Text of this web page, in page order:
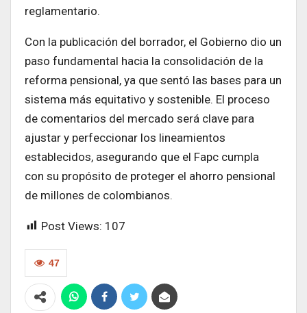
reglamentario.
Con la publicación del borrador, el Gobierno dio un
paso fundamental hacia la consolidación de la
reforma pensional, ya que sentó las bases para un
sistema más equitativo y sostenible. El proceso
de comentarios del mercado será clave para
ajustar y perfeccionar los lineamientos
establecidos, asegurando que el Fapc cumpla
con su propósito de proteger el ahorro pensional
de millones de colombianos.
Post Views: 107
47